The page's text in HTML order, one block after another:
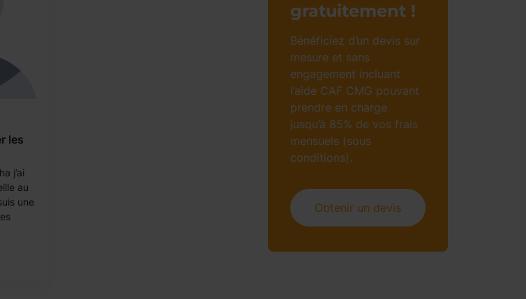
les
j’ai
au
une
gratuitement !
Bénéficiez d’un devis sur
mesure et sans
engagement incluant
l’aide CAF CMG pouvant
prendre en charge
jusqu’à 85% de vos frais
mensuels (sous
conditions).
Obtenir un devis